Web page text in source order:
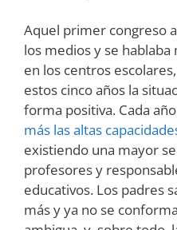
Aquel primer congreso
los medios y se
en los centros
estos cinco años la
forma positiva. Cada
más las altas
existiendo una mayor
profesores y
educativos. Los padres
más y ya no se